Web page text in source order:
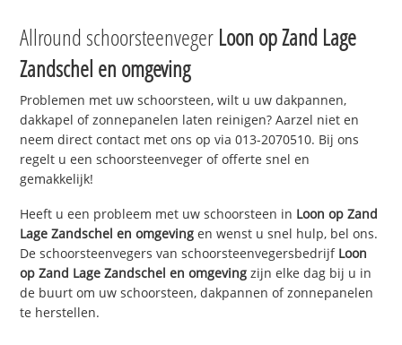
Allround schoorsteenveger Loon op Zand Lage
Zandschel en omgeving
Problemen met uw schoorsteen, wilt u uw dakpannen,
dakkapel of zonnepanelen laten reinigen? Aarzel niet en
neem direct contact met ons op via 013-2070510. Bij ons
regelt u een schoorsteenveger of offerte snel en
gemakkelijk!
Heeft u een probleem met uw schoorsteen in Loon op Zand
Lage Zandschel en omgeving en wenst u snel hulp, bel ons.
De schoorsteenvegers van schoorsteenvegersbedrijf Loon
op Zand Lage Zandschel en omgeving zijn elke dag bij u in
de buurt om uw schoorsteen, dakpannen of zonnepanelen
te herstellen.